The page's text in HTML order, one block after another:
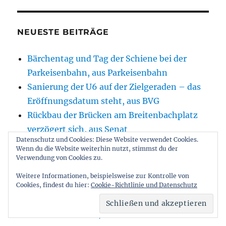
Beiträge
E
NEUESTE BEITRÄGE
Bärchentag und Tag der Schiene bei der
Parkeisenbahn, aus Parkeisenbahn
Sanierung der U6 auf der Zielgeraden – das
Eröffnungsdatum steht, aus BVG
Rückbau der Brücken am Breitenbachplatz
verzögert sich, aus Senat
Umbau Bahnhof Köpenick – Sperrung der
Bahnhofstraße und weitere
Einschränkungen im August 2026, aus
Bezirk
Rückbau der Brücke An der Wuhlheide in
Oberschöneweide, aus Senat
Datenschutz und Cookies: Diese Website verwendet Cookies.
Wenn du die Website weiterhin nutzt, stimmst du der
Verwendung von Cookies zu.
Weitere Informationen, beispielsweise zur Kontrolle von
Cookies, findest du hier: Cookie-Richtlinie und Datenschutz